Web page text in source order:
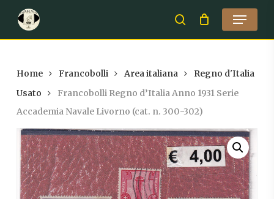
main
search
Menu
Home Francobolli Area italiana
Regno d'Italia
Usato
Francobolli Regno d’Italia Anno 1931 Serie
Accademia Navale Livorno (cat. n. 300-302)
Close